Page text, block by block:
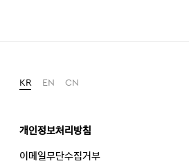
KR EN CN
개인정보처리방침
이메일무단수집거부